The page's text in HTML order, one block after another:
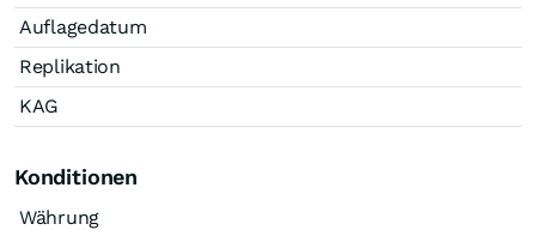
Auflagedatum
Replikation
KAG
Konditionen
Währung